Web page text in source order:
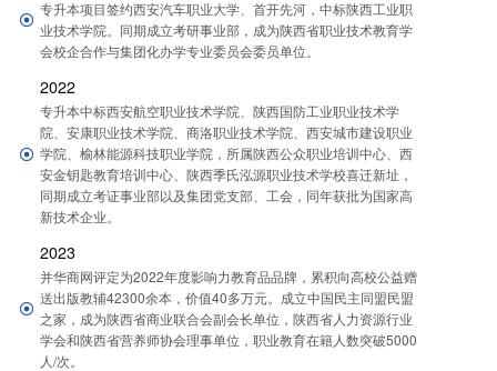
专升本项目签约西安汽车职业大学、首开先河，中标陕西工业职
业技术学院。同期成立考研事业部，成为陕西省职业技术教育学
会校企合作与集团化办学专业委员会委员单位。
2022
专升本中标西安航空职业技术学院、陕西国防工业职业技术学
院、安康职业技术学院、商洛职业技术学院、西安城市建设职业
学院、榆林能源科技职业学院，所属陕西公众职业培训中心、西
安金钥匙教育培训中心、陕西季氏泓源职业技术学校喜迁新址，
同期成立考证事业部以及集团党支部、工会，同年获批为国家高
新技术企业。
2023
并华商网评定为2022年度影响力教育品品牌，累积向高校公益赠
送出版教辅42300余本，价值40多万元。成立中国民主同盟民盟
之家，成为陕西省商业联合会副会长单位，陕西省人力资源行业
学会和陕西省营养师协会理事单位，职业教育在籍人数突破5000
人/次。